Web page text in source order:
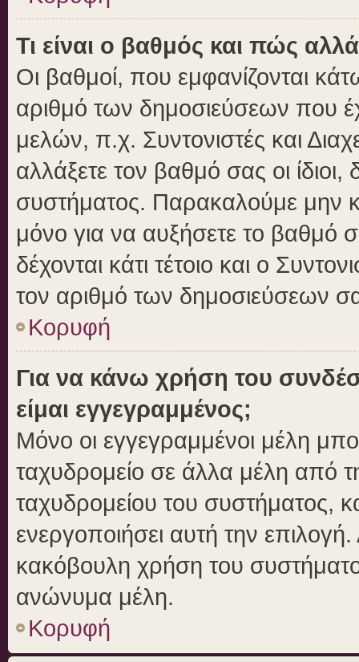
Τι είναι ο βαθμός και πώς
Οι βαθμοί, που εμφανίζονται
αριθμό των δημοσιεύσεων που
μελών, π.χ. Συντονιστές και
αλλάξετε τον βαθμό σας οι ίδιοι,
συστήματος. Παρακαλούμε μην
μόνο για να αυξήσετε το βαθμό
δέχονται κάτι τέτοιο και ο
τον αριθμό των δημοσιεύσεων
Κορυφή
Για να κάνω χρήση του
είμαι εγγεγραμμένος;
Μόνο οι εγγεγραμμένοι μέλη
ταχυδρομείο σε άλλα μέλη από
ταχυδρομείου του συστήματος,
ενεργοποιήσει αυτή την
κακόβουλη χρήση του
ανώνυμα μέλη.
Κορυφή